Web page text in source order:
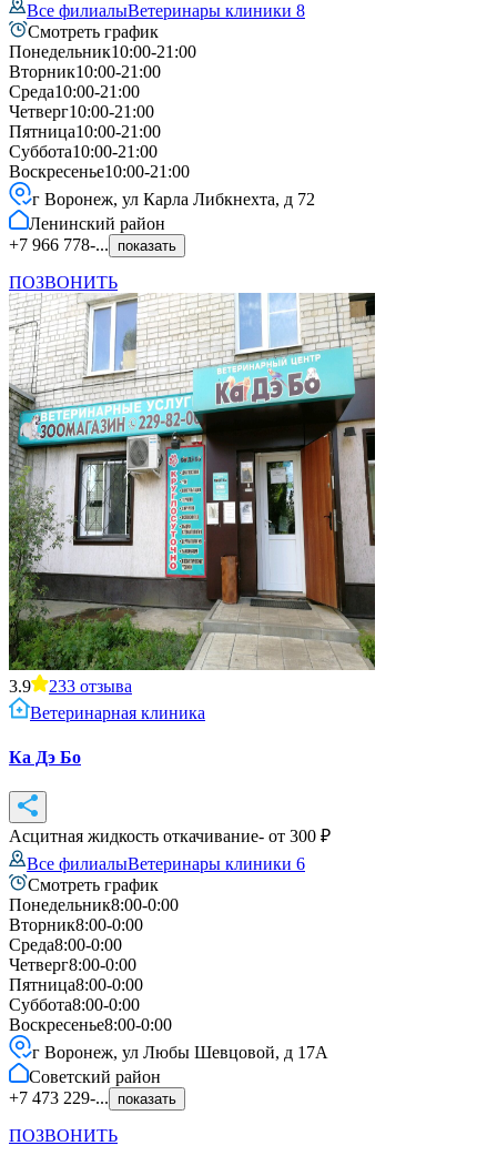
Все филиалыВетеринары клиники 8
Смотреть график
Понедельник10:00-21:00
Вторник10:00-21:00
Среда10:00-21:00
Четверг10:00-21:00
Пятница10:00-21:00
Суббота10:00-21:00
Воскресенье10:00-21:00
г Воронеж, ул Карла Либкнехта, д 72
Ленинский район
+7 966 778-...
показать
ПОЗВОНИТЬ
3.9 233 отзыва
Ветеринарная клиника
Ка Дэ Бо
Асцитная жидкость откачивание- от 300 ₽
Все филиалыВетеринары клиники 6
Смотреть график
Понедельник8:00-0:00
Вторник8:00-0:00
Среда8:00-0:00
Четверг8:00-0:00
Пятница8:00-0:00
Суббота8:00-0:00
Воскресенье8:00-0:00
г Воронеж, ул Любы Шевцовой, д 17А
Советский район
+7 473 229-...
показать
ПОЗВОНИТЬ